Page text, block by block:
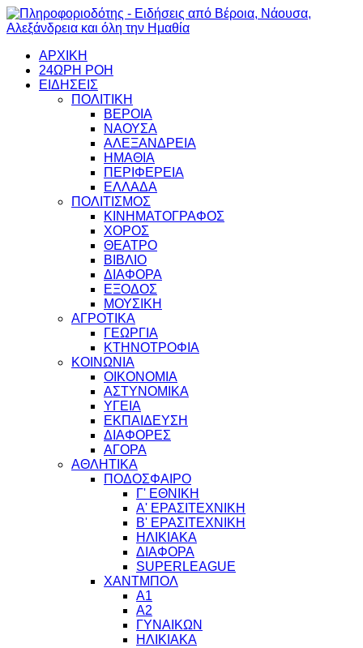
ΑΡΧΙΚΗ
24ΩΡΗ ΡΟΗ
ΕΙΔΗΣΕΙΣ
ΠΟΛΙΤΙΚΗ
ΒΕΡΟΙΑ
ΝΑΟΥΣΑ
ΑΛΕΞΑΝΔΡΕΙΑ
ΗΜΑΘΙΑ
ΠΕΡΙΦΕΡΕΙΑ
ΕΛΛΑΔΑ
ΠΟΛΙΤΙΣΜΟΣ
ΚΙΝΗΜΑΤΟΓΡΑΦΟΣ
ΧΟΡΟΣ
ΘΕΑΤΡΟ
ΒΙΒΛΙΟ
ΔΙΑΦΟΡΑ
ΕΞΟΔΟΣ
ΜΟΥΣΙΚΗ
ΑΓΡΟΤΙΚΑ
ΓΕΩΡΓΙΑ
ΚΤΗΝΟΤΡΟΦΙΑ
ΚΟΙΝΩΝΙΑ
ΟΙΚΟΝΟΜΙΑ
ΑΣΤΥΝΟΜΙΚΑ
ΥΓΕΙΑ
ΕΚΠΑΙΔΕΥΣΗ
ΔΙΑΦΟΡΕΣ
ΑΓΟΡΑ
ΑΘΛΗΤΙΚΑ
ΠΟΔΟΣΦΑΙΡΟ
Γ' ΕΘΝΙΚΗ
Α' ΕΡΑΣΙΤΕΧΝΙΚΗ
Β' ΕΡΑΣΙΤΕΧΝΙΚΗ
ΗΛΙΚΙΑΚΑ
ΔΙΑΦΟΡΑ
SUPERLEAGUE
ΧΑΝΤΜΠΟΛ
Α1
Α2
ΓΥΝΑΙΚΩΝ
ΗΛΙΚΙΑΚΑ